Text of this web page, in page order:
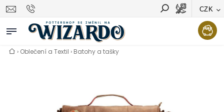
CZK
Vyhledávání Hledat
› Oblečení a Textil › Batohy a tašky